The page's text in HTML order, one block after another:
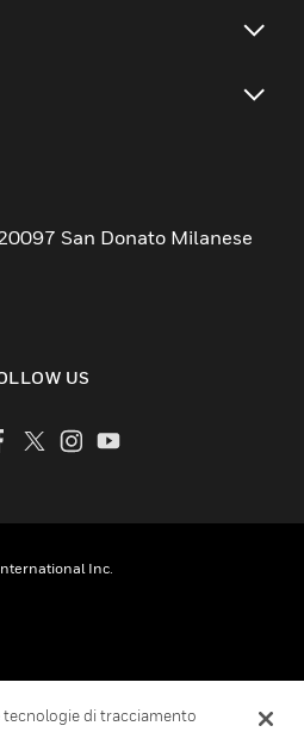
San Donato Milanese
US
Inc.
tecnologie di tracciamento